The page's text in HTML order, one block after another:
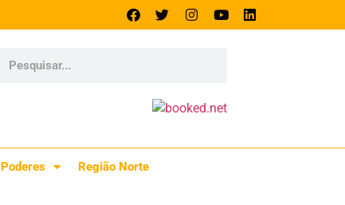
Poderes Região Norte